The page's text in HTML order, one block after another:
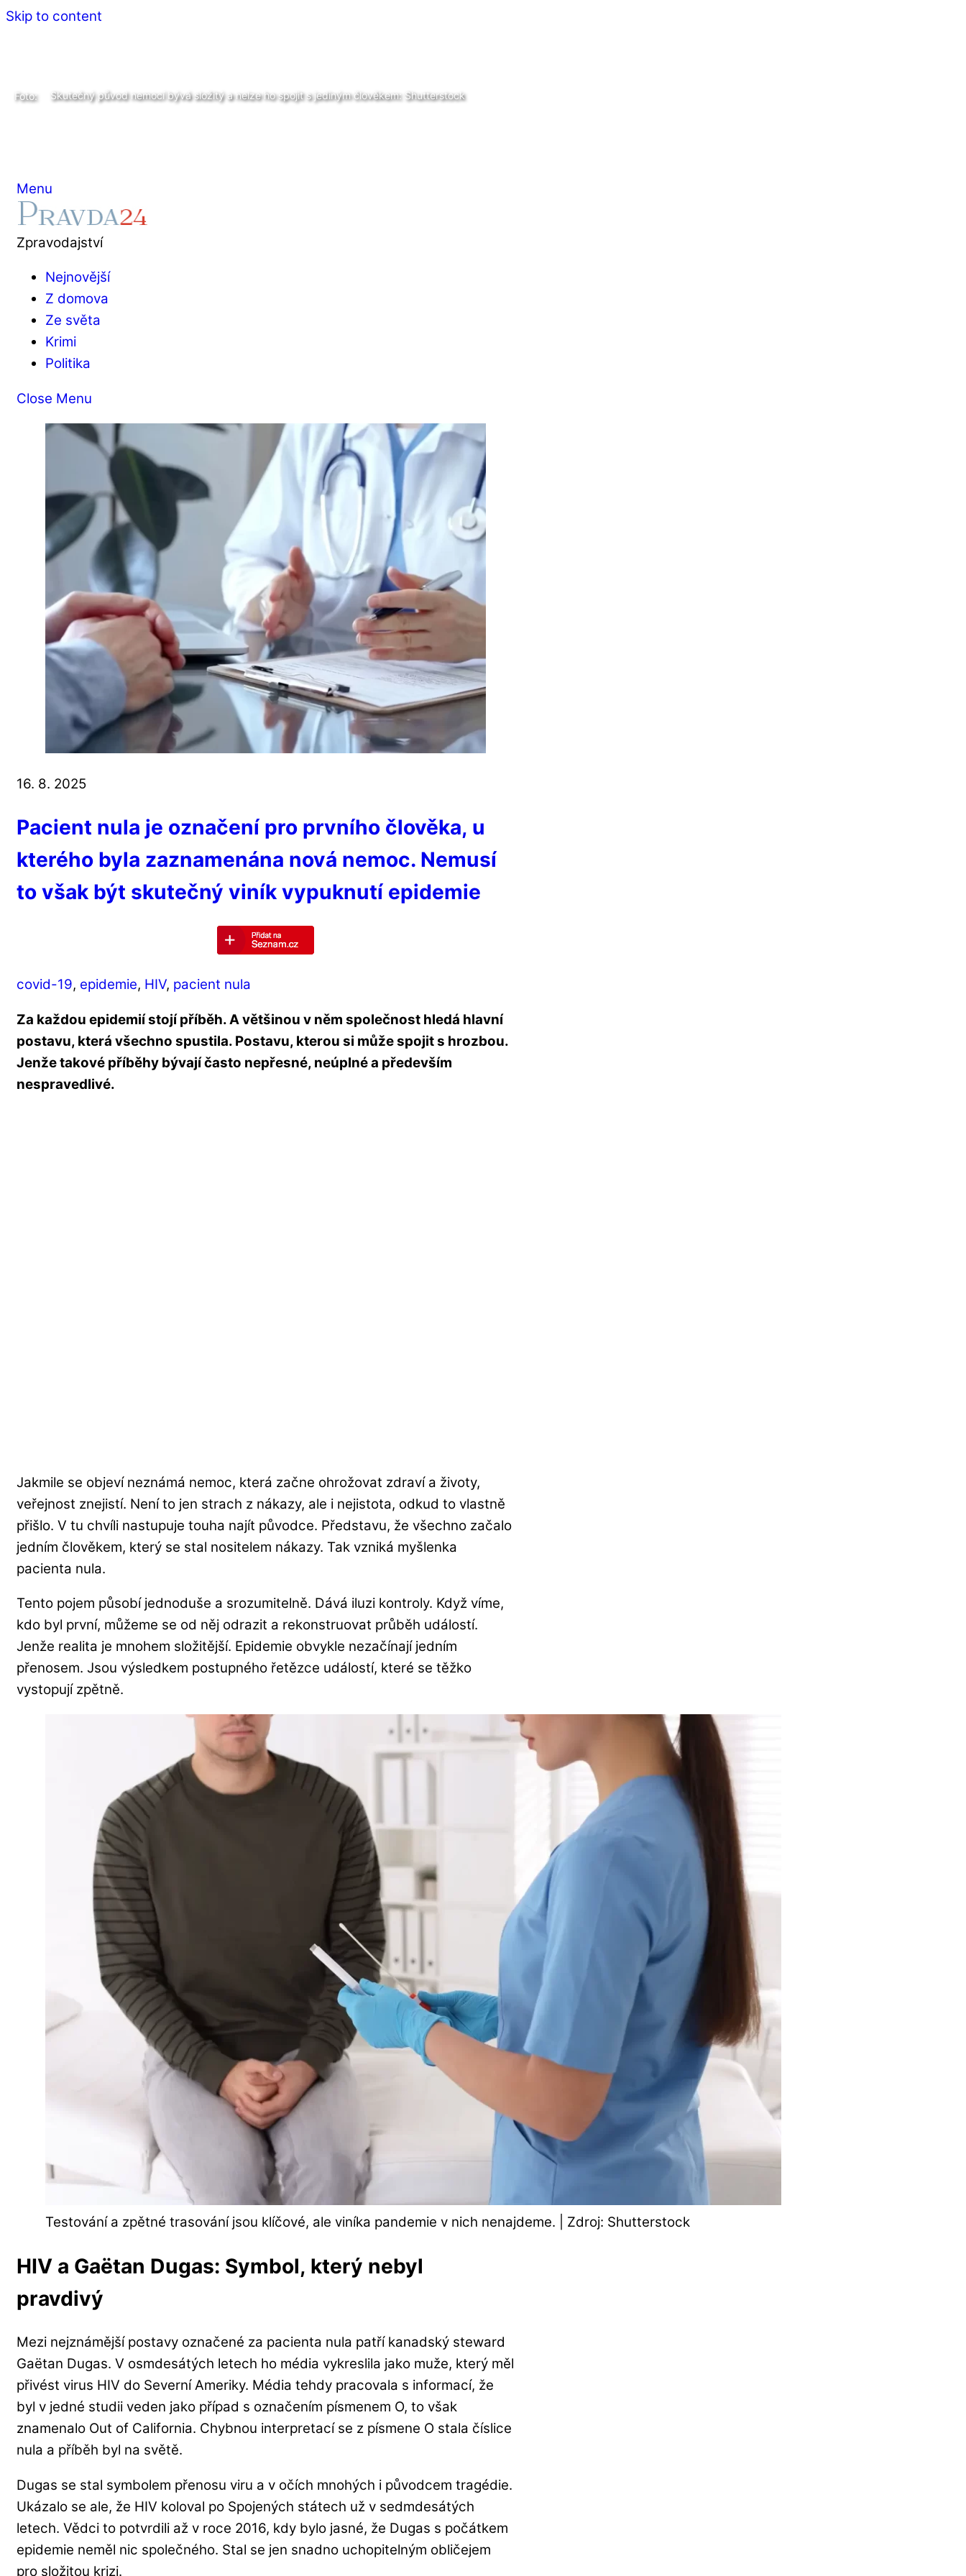
Skip to content
Menu
Zpravodajství
Nejnovější
Z domova
Ze světa
Krimi
Politika
Close Menu
16. 8. 2025
Pacient nula je označení pro prvního člověka, u
kterého byla zaznamenána nová nemoc. Nemusí
to však být skutečný viník vypuknutí epidemie
covid-19, epidemie, HIV, pacient nula
Za každou epidemií stojí příběh. A většinou v něm společnost hledá hlavní
postavu, která všechno spustila. Postavu, kterou si může spojit s hrozbou.
Jenže takové příběhy bývají často nepřesné, neúplné a především
nespravedlivé.
Jakmile se objeví neznámá nemoc, která začne ohrožovat zdraví a životy,
veřejnost znejistí. Není to jen strach z nákazy, ale i nejistota, odkud to vlastně
přišlo. V tu chvíli nastupuje touha najít původce. Představu, že všechno začalo
jedním člověkem, který se stal nositelem nákazy. Tak vzniká myšlenka
pacienta nula.
Tento pojem působí jednoduše a srozumitelně. Dává iluzi kontroly. Když víme,
kdo byl první, můžeme se od něj odrazit a rekonstruovat průběh událostí.
Jenže realita je mnohem složitější. Epidemie obvykle nezačínají jedním
přenosem. Jsou výsledkem postupného řetězce událostí, které se těžko
vystopují zpětně.
Testování a zpětné trasování jsou klíčové, ale viníka pandemie v nich nenajdeme. | Zdroj: Shutterstock
HIV a Gaëtan Dugas: Symbol, který nebyl
pravdivý
Mezi nejznámější postavy označené za pacienta nula patří kanadský steward
Gaëtan Dugas. V osmdesátých letech ho média vykreslila jako muže, který měl
přivést virus HIV do Severní Ameriky. Média tehdy pracovala s informací, že
byl v jedné studii veden jako případ s označením písmenem O, to však
znamenalo Out of California. Chybnou interpretací se z písmene O stala číslice
nula a příběh byl na světě.
Dugas se stal symbolem přenosu viru a v očích mnohých i původcem tragédie.
Ukázalo se ale, že HIV koloval po Spojených státech už v sedmdesátých
letech. Vědci to potvrdili až v roce 2016, kdy bylo jasné, že Dugas s počátkem
epidemie neměl nic společného. Stal se jen snadno uchopitelným obličejem
pro složitou krizi.
Skutečný původ nemocí bývá složitý a nelze ho spojit s jediným člověkem: Shutterstock
Foto: